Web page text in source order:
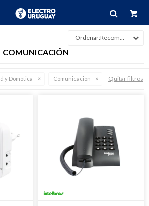
Recomendados
COMUNICACIÓN
y Domótica Comunicación Quitar filtros